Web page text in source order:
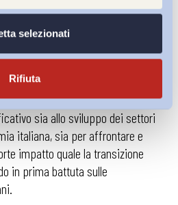
selezionati
Rifiuta
Alliance.
locale e territoriale, nella
di una sinergia, quella tra ITS ed
e ricerca, in grado di
sia allo sviluppo dei settori
italiana, sia per affrontare e
impatto quale la transizione
in prima battuta sulle